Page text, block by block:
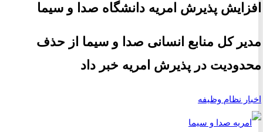
پذیرش امریه دانشگاه صدا و سیما
کل منابع انسانی صدا و سیما از حذف
در پذیرش امریه خبر داد
نظام وظیفه